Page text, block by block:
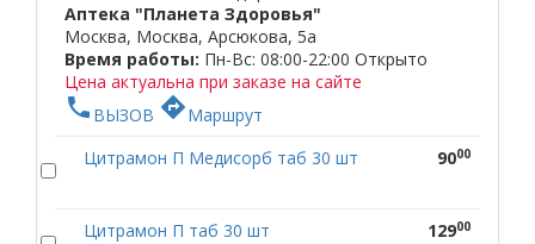
Аптека "Планета Здоровья"
Москва, Москва, Арсюкова, 5а
Время работы: Пн-Вс: 08:00-22:00 Открыто
Цена актуальна при заказе на сайте
phone ВЫЗОВ directionsМаршрут
Цитрамон П Медисорб таб 30 шт
9000
Цитрамон П таб 30 шт 12900